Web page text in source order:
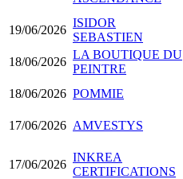
19/06/2026
ISIDOR
SEBASTIEN
18/06/2026
LA BOUTIQUE DU
PEINTRE
18/06/2026 POMMIE
17/06/2026 AMVESTYS
17/06/2026
INKREA
CERTIFICATIONS